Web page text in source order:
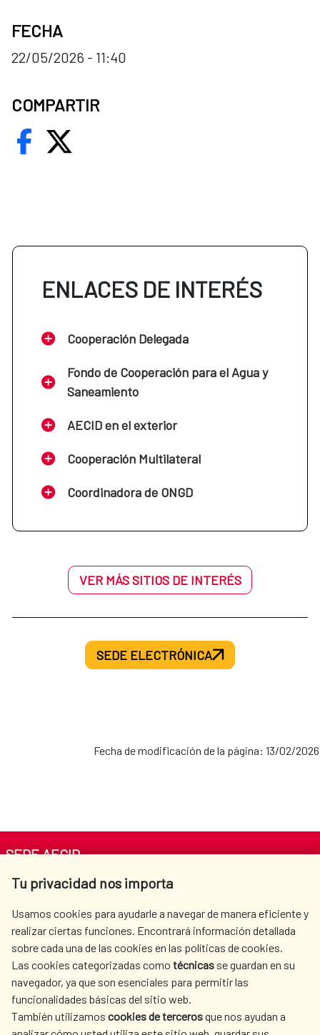
FECHA
22/05/2026 - 11:40
COMPARTIR
ENLACES DE INTERÉS
Cooperación Delegada
Fondo de Cooperación para el Agua y
Saneamiento
AECID en el exterior
Cooperación Multilateral
Coordinadora de ONGD
VER MÁS SITIOS DE INTERÉS
SEDE ELECTRÓNICA
Fecha de modificación de la página: 13/02/2026
Tu privacidad nos importa
Usamos cookies para ayudarle a navegar de manera eficiente y
realizar ciertas funciones. Encontrará información detallada
sobre cada una de las cookies en las políticas de cookies.
Las cookies categorizadas como técnicas se guardan en su
navegador, ya que son esenciales para permitir las
funcionalidades básicas del sitio web.
También utilizamos cookies de tercerosque nos ayudan a
SEDE AECID
Av. Reyes Católicos 4 - 28040 Madrid
centro.informacion@aecid.es
LA AECID
DÓNDE COOPERAMOS
ACCIÓN HUMANITARIA
SALA DE PRENSA
CULTURA Y CIENCIA
BIBLIOTECA